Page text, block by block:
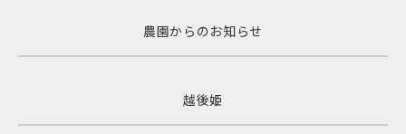
農園からのお知らせ
越後姫